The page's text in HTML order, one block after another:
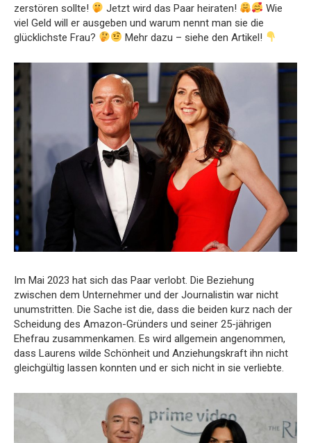
zerstören sollte!
Jetzt wird das Paar heiraten!
Wie
viel Geld will er ausgeben und warum nennt man sie die
glücklichste Frau?
Mehr dazu – siehe den Artikel!
Im Mai 2023 hat sich das Paar verlobt. Die Beziehung
zwischen dem Unternehmer und der Journalistin war nicht
unumstritten. Die Sache ist die, dass die beiden kurz nach der
Scheidung des Amazon-Gründers und seiner 25-jährigen
Ehefrau zusammenkamen. Es wird allgemein angenommen,
dass Laurens wilde Schönheit und Anziehungskraft ihn nicht
gleichgültig lassen konnten und er sich nicht in sie verliebte.